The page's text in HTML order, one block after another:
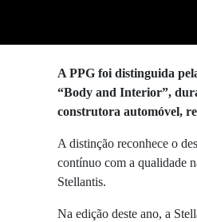
A PPG foi distinguida
“Body and Interior”,
construtora automóvel,
A distinção reconhece o
contínuo com a qualidade
Stellantis.
Na edição deste ano, a